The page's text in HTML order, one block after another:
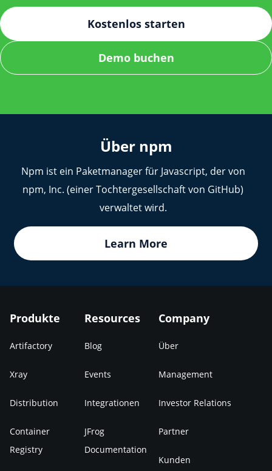
stellen Sie sicher, dass die JFrog-URL und die
Anmeldeinformationen korrekt sind.
Kostenlos starten
Demo buchen
Über npm
Npm ist ein Paketmanager für Javascript, der von
npm, Inc. (einer Tochtergesellschaft von GitHub)
verwaltet wird.
Learn More
Produkte
Artifactory
Xray
Distribution
Container
Registry
Resources
Blog
Events
Integrationen
JFrog
Documentation
Company
Über
Management
Investor Relations
Partner
Kunden